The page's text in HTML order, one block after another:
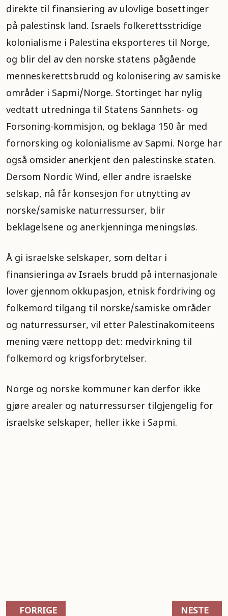
direkte til finansiering av ulovlige bosettinger
på palestinsk land. Israels folkerettsstridige
kolonialisme i Palestina eksporteres til Norge,
og blir del av den norske statens pågående
menneskerettsbrudd og kolonisering av samiske
områder i Sapmi/Norge. Stortinget har nylig
vedtatt utredninga til Statens Sannhets- og
Forsoning-kommisjon, og beklaga 150 år med
fornorsking og kolonialisme av Sapmi. Norge har
også omsider anerkjent den palestinske staten.
Dersom Nordic Wind, eller andre israelske
selskap, nå får konsesjon for utnytting av
norske/samiske naturressurser, blir
beklagelsene og anerkjenninga meningsløs.
Å gi israelske selskaper, som deltar i
finansieringa av Israels brudd på internasjonale
lover gjennom okkupasjon, etnisk fordriving og
folkemord tilgang til norske/samiske områder
og naturressurser, vil etter Palestinakomiteens
mening være nettopp det: medvirkning til
folkemord og krigsforbrytelser.
Norge og norske kommuner kan derfor ikke
gjøre arealer og naturressurser tilgjengelig for
israelske selskaper, heller ikke i Sapmi.
FORRIGE ARTIKKEL: PALESTINAKOMITEEN
FORRIGE NESTE
NESTE